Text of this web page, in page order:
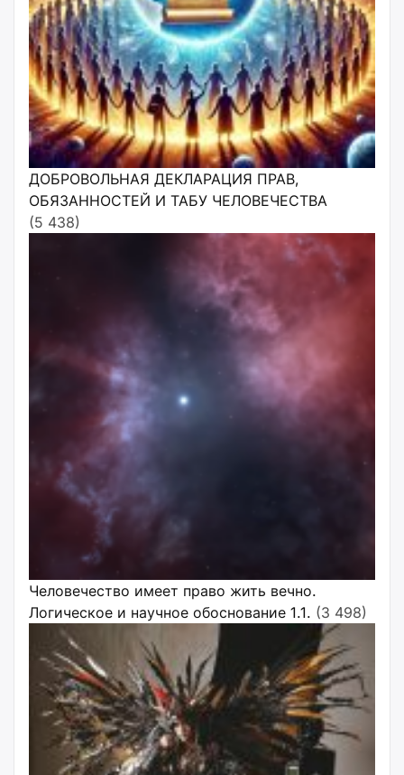
ДОБРОВОЛЬНАЯ ДЕКЛАРАЦИЯ ПРАВ,
ОБЯЗАННОСТЕЙ И ТАБУ ЧЕЛОВЕЧЕСТВА
(5 438)
Человечество имеет право жить вечно.
Логическое и научное обоснование 1.1. (3 498)